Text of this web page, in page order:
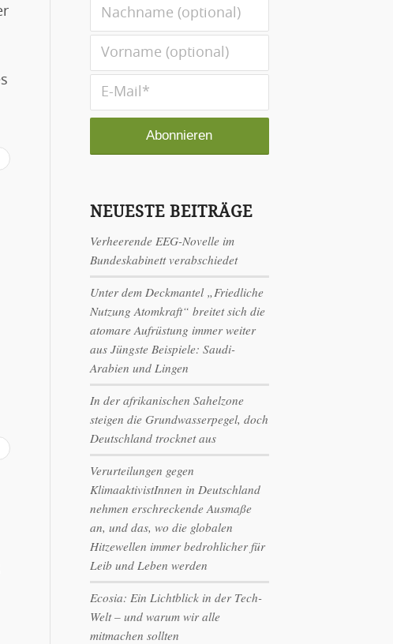
NEUESTE BEITRÄGE
Verheerende EEG-Novelle im
Bundeskabinett verabschiedet
Unter dem Deckmantel „Friedliche
Nutzung Atomkraft“ breitet sich die
atomare Aufrüstung immer weiter
aus Jüngste Beispiele: Saudi-
Arabien und Lingen
In der afrikanischen Sahelzone
steigen die Grundwasserpegel, doch
Deutschland trocknet aus
Verurteilungen gegen
KlimaaktivistInnen in Deutschland
nehmen erschreckende Ausmaße
an, und das, wo die globalen
Hitzewellen immer bedrohlicher für
Leib und Leben werden
Ecosia: Ein Lichtblick in der Tech-
Welt – und warum wir alle
mitmachen sollten